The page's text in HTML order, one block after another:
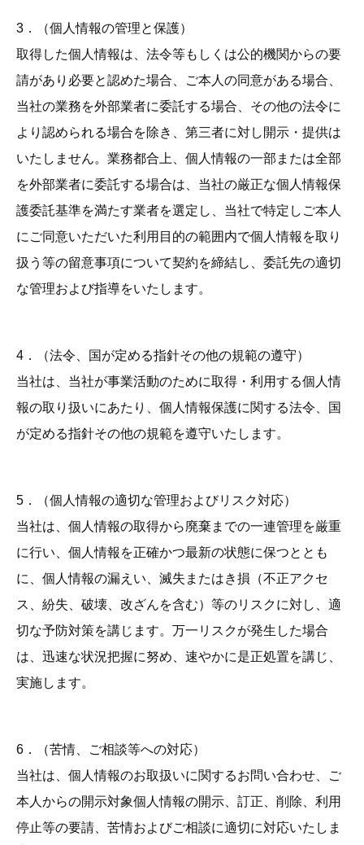
3．（個人情報の管理と保護）
取得した個人情報は、法令等もしくは公的機関からの要
請があり必要と認めた場合、ご本人の同意がある場合、
当社の業務を外部業者に委託する場合、その他の法令に
より認められる場合を除き、第三者に対し開示・提供は
いたしません。業務都合上、個人情報の一部または全部
を外部業者に委託する場合は、当社の厳正な個人情報保
護委託基準を満たす業者を選定し、当社で特定しご本人
にご同意いただいた利用目的の範囲内で個人情報を取り
扱う等の留意事項について契約を締結し、委託先の適切
な管理および指導をいたします。
4．（法令、国が定める指針その他の規範の遵守）
当社は、当社が事業活動のために取得・利用する個人情
報の取り扱いにあたり、個人情報保護に関する法令、国
が定める指針その他の規範を遵守いたします。
5．（個人情報の適切な管理およびリスク対応）
当社は、個人情報の取得から廃棄までの一連管理を厳重
に行い、個人情報を正確かつ最新の状態に保つととも
に、個人情報の漏えい、滅失またはき損（不正アクセ
ス、紛失、破壊、改ざんを含む）等のリスクに対し、適
切な予防対策を講じます。万一リスクが発生した場合
は、迅速な状況把握に努め、速やかに是正処置を講じ、
実施します。
6．（苦情、ご相談等への対応）
当社は、個人情報のお取扱いに関するお問い合わせ、ご
本人からの開示対象個人情報の開示、訂正、削除、利用
停止等の要請、苦情およびご相談に適切に対応いたしま